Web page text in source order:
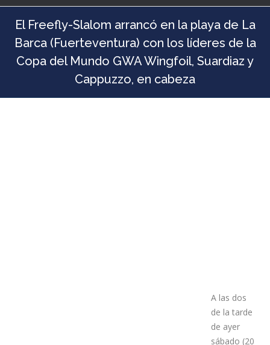
El Freefly-Slalom arrancó en la playa de La
Barca (Fuerteventura) con los líderes de la
Copa del Mundo GWA Wingfoil, Suardiaz y
A las dos
de la tarde